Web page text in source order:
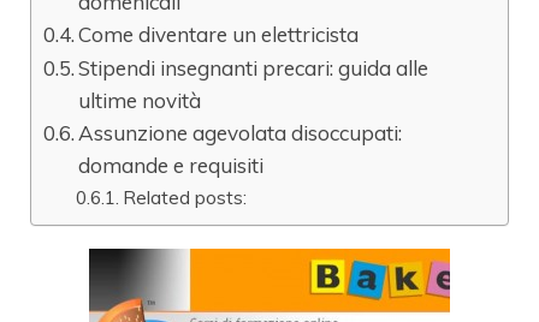
Come diventare un elettricista
Stipendi insegnanti precari: guida alle
ultime novità
Assunzione agevolata disoccupati:
domande e requisiti
Related posts: